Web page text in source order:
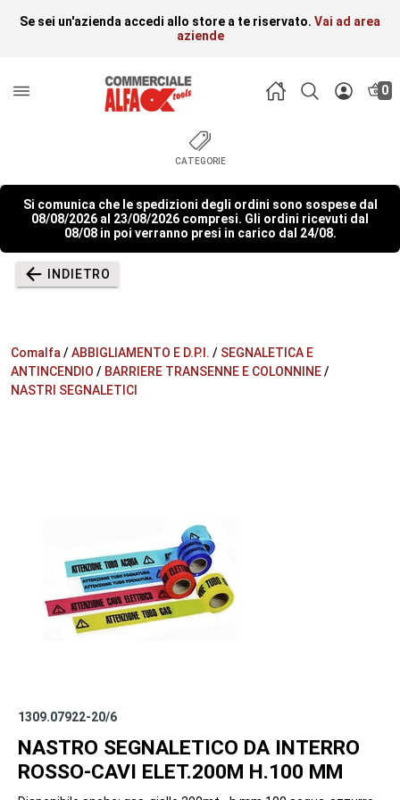
Se sei un'azienda accedi allo store a te riservato. Vai ad area
aziende
0
CATEGORIE
Si comunica che le spedizioni degli ordini sono sospese dal
08/08/2026 al 23/08/2026 compresi. Gli ordini ricevuti dal
08/08 in poi verranno presi in carico dal 24/08.
INDIETRO
Comalfa / ABBIGLIAMENTO E D.P.I. / SEGNALETICA E
ANTINCENDIO / BARRIERE TRANSENNE E COLONNINE/
NASTRI SEGNALETICI
1309.07922-20/6
NASTRO SEGNALETICO DA INTERRO
ROSSO-CAVI ELET.200M H.100 MM